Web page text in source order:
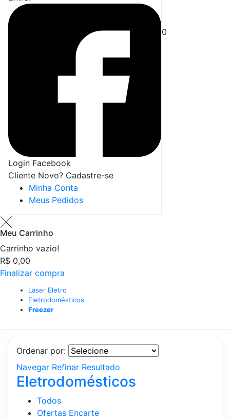
Login Facebook
Cliente Novo? Cadastre-se
Minha Conta
Meus Pedidos
0
Meu Carrinho
Carrinho vazio!
R$ 0,00
Finalizar compra
Laser Eletro
Eletrodomésticos
Freezer
Ordenar por:
Navegar Refinar Resultado
Eletrodomésticos
Todos
Ofertas Encarte